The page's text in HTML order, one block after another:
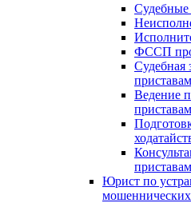
Судебные
ФССП
Судебная
приставам
Ведение
приставам
приставам
Юрист по